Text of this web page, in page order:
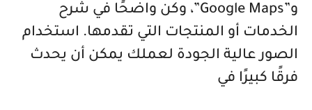
و”Google Maps”، وكن واضحًا في شرح
الخدمات أو المنتجات التي تقدمها. استخدام
الصور عالية الجودة لعملك يمكن أن يحدث
فرقًا كبيرًا في